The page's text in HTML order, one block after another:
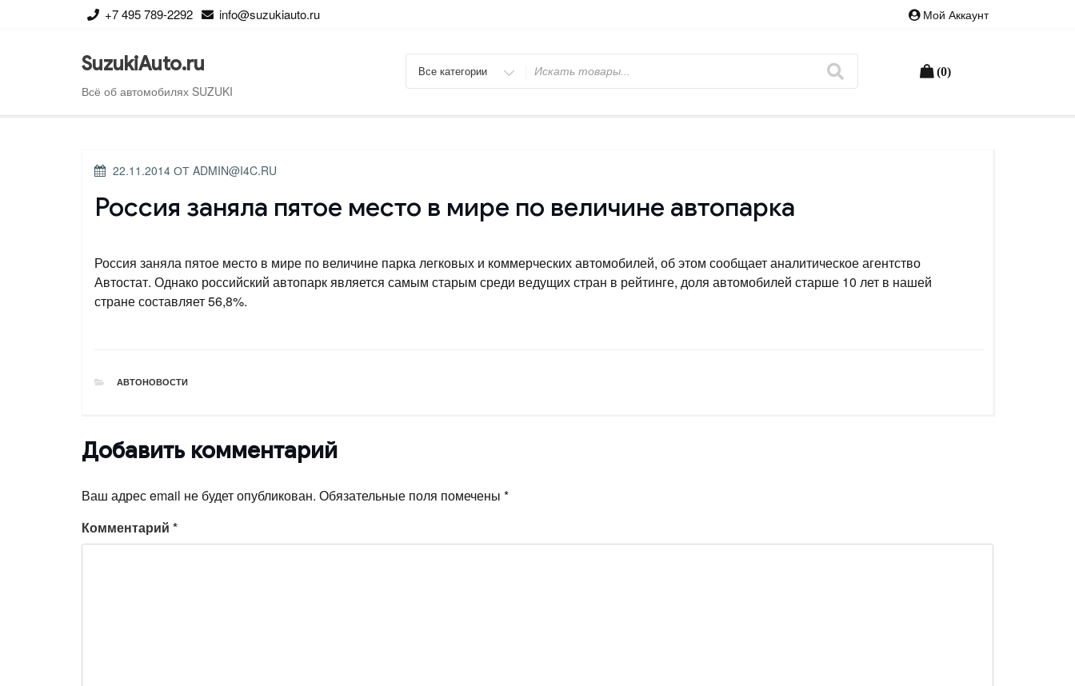
+7 495 789-2292 info@suzukiauto.ru Мой Аккаунт
SuzukiAuto.ru
Всё об автомобилях SUZUKI
Искать (0)
ОПУБЛИКОВАНО
22.11.2014 ОТ ADMIN@I4C.RU
Россия заняла пятое место в мире по величине автопарка
Россия заняла пятое место в мире по величине парка легковых и коммерческих автомобилей, об этом сообщает аналитическое агентство
Автостат. Однако российский автопарк является самым старым среди ведущих стран в рейтинге, доля автомобилей старше 10 лет в нашей
стране составляет 56,8%.
РУБРИКИ
АВТОНОВОСТИ
Добавить комментарий
Ваш адрес email не будет опубликован. Обязательные поля помечены *
Комментарий *